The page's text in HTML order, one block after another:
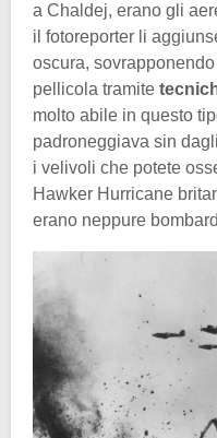
a Chaldej, erano gli
il fotoreporter li
oscura,
pellicola tramite
molto abile in questo
padroneggiava sin
i velivoli che potete
Hawker Hurricane
erano neppure